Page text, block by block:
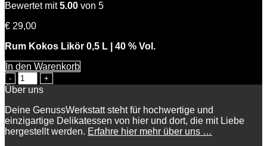
Bewertet mit5.00 von 5
€ 29,00
Rum Kokos Likör 0,5 L | 40 % Vol.
In den Warenkorb
Coconut
Kiss
Über uns
Deine GenussWerkstatt steht für hochwertige und
einzigartige Delikatessen von hier und dort, die mit Liebe
hergestellt werden. Erfahre hier mehr über uns …